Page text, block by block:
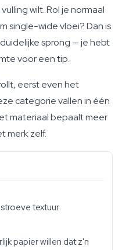
wilt. Rol je normaal
single-wide vloei? Dan is
sprong — je hebt
voor een tip.
eerst even het
categorie vallen in één
materiaal bepaalt meer
merk zelf.
textuur
papier willen dat z'n